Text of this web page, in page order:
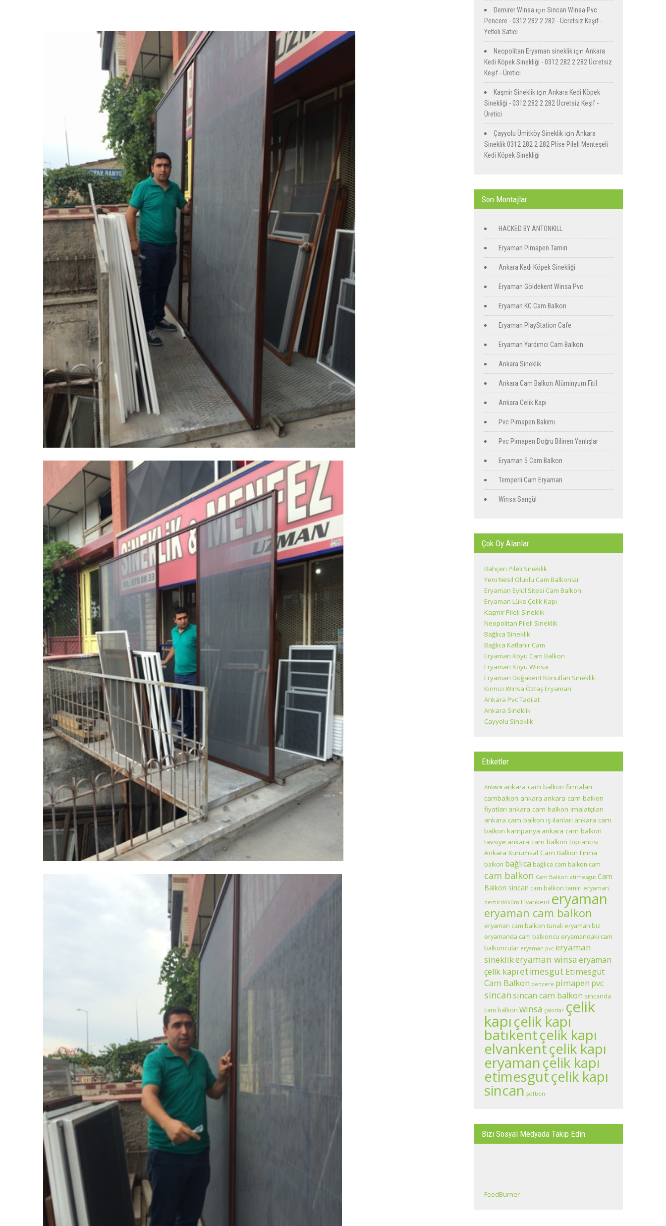
Demirer Winsa için Sincan Winsa Pvc
Pencere - 0312 282 2 282 - Ücretsiz Keşif -
Yetkili Satıcı
Neopolitan Eryaman sineklik için Ankara
Kedi Köpek Sinekliği - 0312 282 2 282 Ücretsiz
Keşif - Üretici
Kaşmir Sineklik için Ankara Kedi Köpek
Sinekliği - 0312 282 2 282 Ücretsiz Keşif -
Üretici
Çayyolu Ümitköy Sineklik için Ankara
Sineklik 0312 282 2 282 Plise Pileli Menteşeli
Kedi Köpek Sinekliği
Son Montajlar
HACKED BY ANTONKILL
Eryaman Pimapen Tamiri
Ankara Kedi Köpek Sinekliği
Eryaman Göldekent Winsa Pvc
Eryaman KC Cam Balkon
Eryaman PlayStation Cafe
Eryaman Yardımcı Cam Balkon
Ankara Sineklik
Ankara Cam Balkon Alüminyum Fitil
Ankara Celik Kapi
Pvc Pimapen Bakımı
Pvc Pimapen Doğru Bilinen Yanlışlar
Eryaman 5 Cam Balkon
Temperli Cam Eryaman
Winsa Sarıgül
Çok Oy Alanlar
Bahçen Pileli Sineklik
Yeni Nesil Oluklu Cam Balkonlar
Eryaman Eylül Sitesi Cam Balkon
Eryaman Lüks Çelik Kapı
Kaşmir Pileli Sineklik
Neopolitan Pileli Sineklik
Bağlıca Sineklik
Bağlıca Katlanır Cam
Eryaman Köyü Cam Balkon
Eryaman Köyü Winsa
Eryaman Doğakent Konutları Sineklik
Kırmızı Winsa Öztaş Eryaman
Ankara Pvc Tadilat
Ankara Sineklik
Cayyolu Sineklik
Etiketler
Ankara ankara cam balkon firmaları
cambalkon ankara ankara cam balkon
fiyatları ankara cam balkon imalatçıları
ankara cam balkon iş ilanları ankara cam
balkon kampanya ankara cam balkon
tavsiye ankara cam balkon toptancısı
Ankara Kurumsal Cam Balkon Firma
balkon bağlıca bağlıca cam balkon cam
cam balkon Cam Balkon etimesgut Cam
Balkon sincan cam balkon tamiri eryaman
demirdöküm Elvankent eryaman
eryaman cam balkon
eryaman cam balkon tunalı eryaman biz
eryamanda cam balkoncu eryamandaki cam
balkoncular eryaman pvc eryaman
sineklikeryaman winsa eryaman
çelik kapı etimesgut Etimesgut
Cam Balkon pencere pimapen pvc
sincansincan cam balkon sincanda
cam balkon winsa çakırlar çelik
kapıçelik kapı
batıkentçelik kapı
elvankentçelik kapı
eryamançelik kapı
etimesgutçelik kapı
sincan şofben
Bizi Sosyal Medyada Takip Edin
FeedBurner